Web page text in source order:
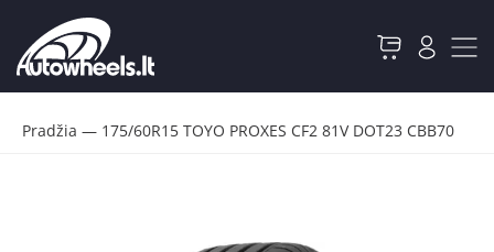
Pradžia — 175/60R15 TOYO PROXES CF2 81V DOT23 CBB70